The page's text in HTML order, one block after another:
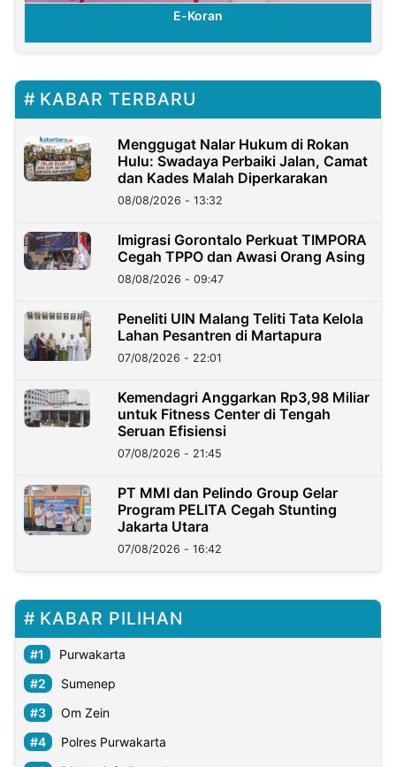
E-Koran
KABAR TERBARU
Menggugat Nalar Hukum di Rokan
Hulu: Swadaya Perbaiki Jalan, Camat
dan Kades Malah Diperkarakan
08/08/2026 - 13:32
Imigrasi Gorontalo Perkuat TIMPORA
Cegah TPPO dan Awasi Orang Asing
08/08/2026 - 09:47
Peneliti UIN Malang Teliti Tata Kelola
Lahan Pesantren di Martapura
07/08/2026 - 22:01
Kemendagri Anggarkan Rp3,98 Miliar
untuk Fitness Center di Tengah
Seruan Efisiensi
07/08/2026 - 21:45
PT MMI dan Pelindo Group Gelar
Program PELITA Cegah Stunting
Jakarta Utara
07/08/2026 - 16:42
KABAR PILIHAN
Purwakarta
Sumenep
Om Zein
Polres Purwakarta